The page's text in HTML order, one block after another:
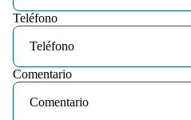
Teléfono
Comentario